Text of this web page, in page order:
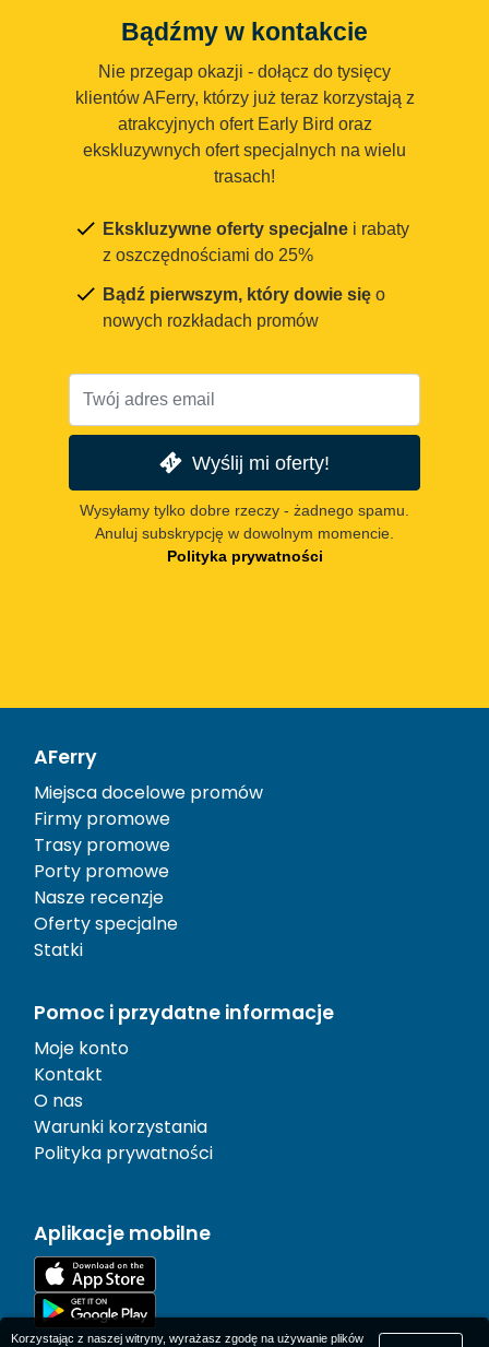
Bądźmy w kontakcie
Nie przegap okazji - dołącz do tysięcy
klientów AFerry, którzy już teraz korzystają z
atrakcyjnych ofert Early Bird oraz
ekskluzywnych ofert specjalnych na wielu
trasach!
Ekskluzywne oferty specjalne i rabaty
z oszczędnościami do 25%
Bądź pierwszym, który dowie się o
nowych rozkładach promów
Wyślij mi oferty!
Wysyłamy tylko dobre rzeczy - żadnego spamu.
Anuluj subskrypcję w dowolnym momencie.
Polityka prywatności
AFerry
Miejsca docelowe promów
Firmy promowe
Trasy promowe
Porty promowe
Nasze recenzje
Oferty specjalne
Statki
Pomoc i przydatne informacje
Moje konto
Kontakt
O nas
Warunki korzystania
Polityka prywatności
Aplikacje mobilne
Korzystając z naszej witryny, wyrażasz zgodę na używanie plików